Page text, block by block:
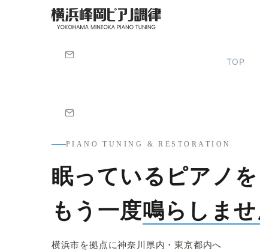
TOP
PIANO TUNING & RESTORATION
眠っているピアノを
もう一度鳴らしま
横浜市を拠点に神奈川県内・東京都内へ